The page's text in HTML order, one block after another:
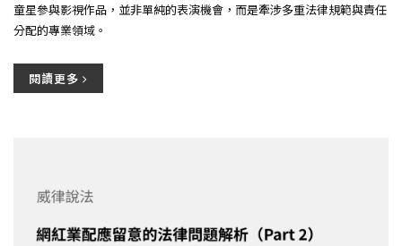
童星參與影視作品，並非單純的表演機會，而是牽涉多重法律規範與責任
分配的專業領域。
閱讀更多